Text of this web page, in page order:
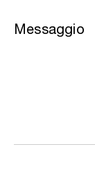
Messaggio